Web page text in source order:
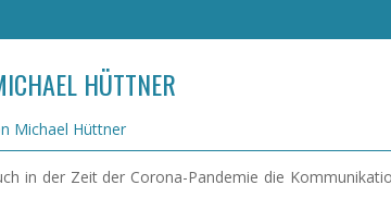
HÜTTNER
Michael Hüttner
in der Zeit der Corona-Pandemie die